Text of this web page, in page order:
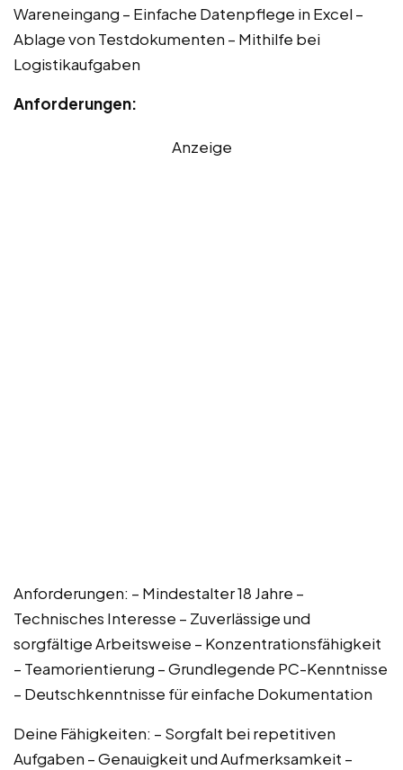
Wareneingang – Einfache Datenpflege in Excel –
Ablage von Testdokumenten – Mithilfe bei
Logistikaufgaben
Anforderungen:
Anzeige
Anforderungen: – Mindestalter 18 Jahre –
Technisches Interesse – Zuverlässige und
sorgfältige Arbeitsweise – Konzentrationsfähigkeit
– Teamorientierung – Grundlegende PC-Kenntnisse
– Deutschkenntnisse für einfache Dokumentation
Deine Fähigkeiten: – Sorgfalt bei repetitiven
Aufgaben – Genauigkeit und Aufmerksamkeit –